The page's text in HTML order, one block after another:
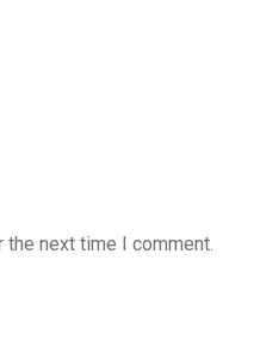
next time I comment.